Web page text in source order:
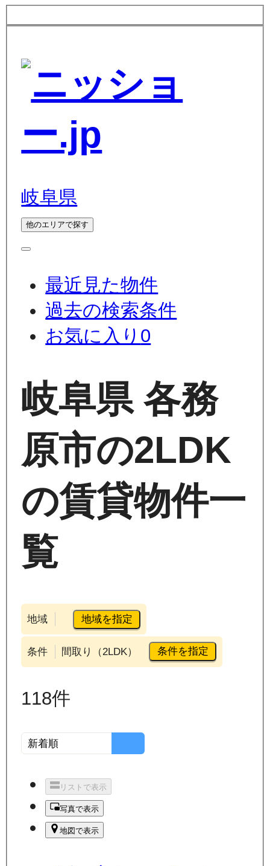
岐阜県
他のエリアで探す
最近見た物件
過去の検索条件
お気に入り 0
岐阜県 各務
原市の2LDK
の賃貸物件一
覧
地域 地域を指定
条件 間取り（2LDK） 条件を指定
118件
リストで表示
写真で表示
地図で表示